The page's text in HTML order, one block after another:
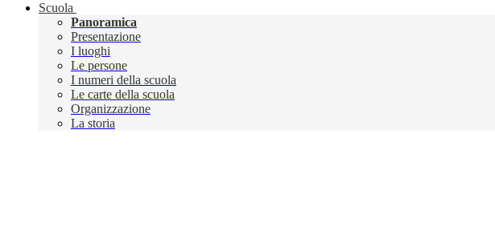
Scuola
Panoramica
Presentazione
I luoghi
Le persone
I numeri della scuola
Le carte della scuola
Organizzazione
La storia